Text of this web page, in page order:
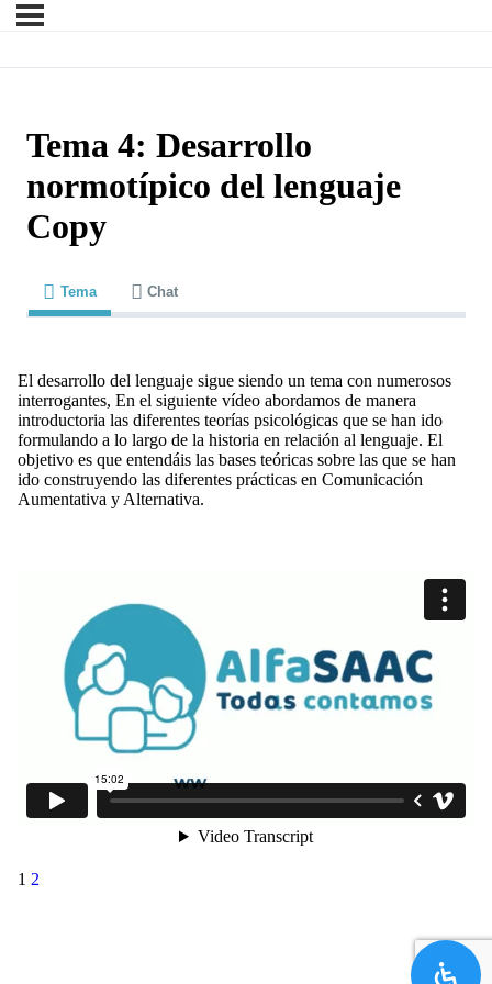
Tema 4: Desarrollo
normotípico del lenguaje
Copy
Tema Chat
El desarrollo del lenguaje sigue siendo un tema con numerosos
interrogantes, En el siguiente vídeo abordamos de manera
introductoria las diferentes teorías psicológicas que se han ido
formulando a lo largo de la historia en relación al lenguaje. El
objetivo es que entendáis las bases teóricas sobre las que se han
ido construyendo las diferentes prácticas en Comunicación
Aumentativa y Alternativa.
1 2